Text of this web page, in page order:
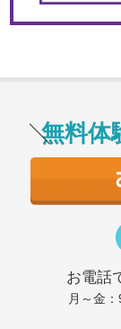
無料体
お電話
月～金